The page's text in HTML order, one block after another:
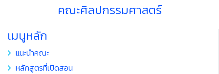
คณะศิลปกรรมศาสตร์
เมนูหลัก
แนะนำคณะ
หลักสูตรที่เปิดสอน